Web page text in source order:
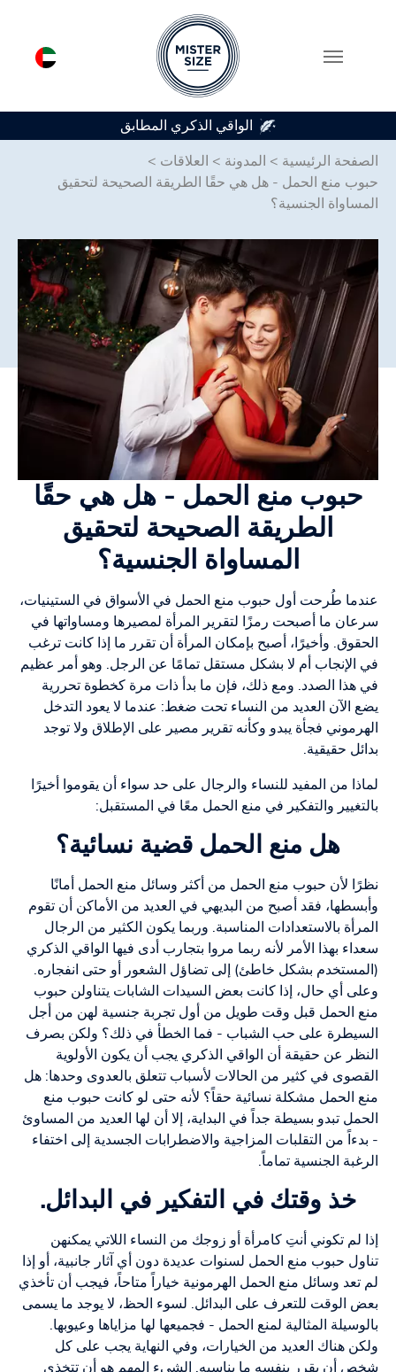
متوفر في 7 أحجام للواقي الذكري
الصفحة الرئيسية > المدونة > العلاقات >
حبوب منع الحمل - هل هي حقًا الطريقة الصحيحة لتحقيق
المساواة الجنسية؟
حبوب منع الحمل - هل هي حقًا
الطريقة الصحيحة لتحقيق
المساواة الجنسية؟
عندما طُرحت أول حبوب منع الحمل في الأسواق في الستينيات،
سرعان ما أصبحت رمزًا لتقرير المرأة لمصيرها ومساواتها في
الحقوق. وأخيرًا، أصبح بإمكان المرأة أن تقرر ما إذا كانت ترغب
في الإنجاب أم لا بشكل مستقل تمامًا عن الرجل. وهو أمر عظيم
في هذا الصدد. ومع ذلك، فإن ما بدأ ذات مرة كخطوة تحررية
يضع الآن العديد من النساء تحت ضغط: عندما لا يعود التدخل
الهرموني فجأة يبدو وكأنه تقرير مصير على الإطلاق ولا توجد
بدائل حقيقية.
لماذا من المفيد للنساء والرجال على حد سواء أن يقوموا أخيرًا
بالتغيير والتفكير في منع الحمل معًا في المستقبل:
هل منع الحمل قضية نسائية؟
نظرًا لأن حبوب منع الحمل من أكثر وسائل منع الحمل أمانًا
وأبسطها، فقد أصبح من البديهي في العديد من الأماكن أن تقوم
المرأة بالاستعدادات المناسبة. وربما يكون الكثير من الرجال
سعداء بهذا الأمر لأنه ربما مروا بتجارب أدى فيها الواقي الذكري
(المستخدم بشكل خاطئ) إلى تضاؤل الشعور أو حتى انفجاره.
وعلى أي حال، إذا كانت بعض السيدات الشابات يتناولن حبوب
منع الحمل قبل وقت طويل من أول تجربة جنسية لهن من أجل
السيطرة على حب الشباب - فما الخطأ في ذلك؟ ولكن بصرف
النظر عن حقيقة أن الواقي الذكري يجب أن يكون الأولوية
القصوى في كثير من الحالات لأسباب تتعلق بالعدوى وحدها: هل
منع الحمل مشكلة نسائية حقاً؟ لأنه حتى لو كانت حبوب منع
الحمل تبدو بسيطة جداً في البداية، إلا أن لها العديد من المساوئ
- بدءاً من التقلبات المزاجية والاضطرابات الجسدية إلى اختفاء
الرغبة الجنسية تماماً.
خذ وقتك في التفكير في البدائل.
إذا لم تكوني أنتِ كامرأة أو زوجك من النساء اللاتي يمكنهن
تناول حبوب منع الحمل لسنوات عديدة دون أي آثار جانبية، أو إذا
لم تعد وسائل منع الحمل الهرمونية خياراً متاحاً، فيجب أن تأخذي
بعض الوقت للتعرف على البدائل. لسوء الحظ، لا يوجد ما يسمى
بالوسيلة المثالية لمنع الحمل - فجميعها لها مزاياها وعيوبها.
ولكن هناك العديد من الخيارات، وفي النهاية يجب على كل
شخص أن يقرر بنفسه ما يناسبه. الشيء المهم هو أن تتخذي